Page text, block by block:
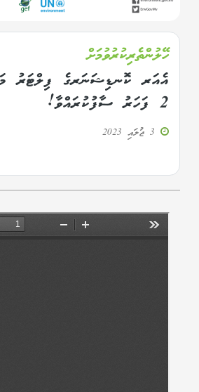
ހޭލުންތެރިކުރުވުމަށް
އެއަރ ކޮނޑިޝަނަރގެ ފިލްޓަރު
2 ފަހަރު ސާފުކުރައްވާ!